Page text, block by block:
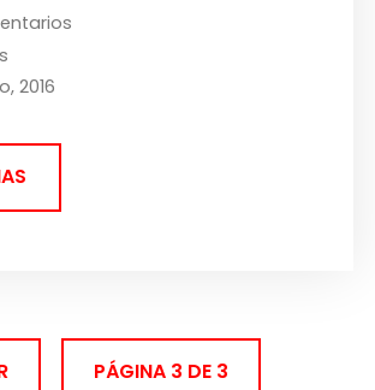
de Blizzard apuntan a que
del título en apenas
este caso...
2016
PÁGINA 3 DE 3